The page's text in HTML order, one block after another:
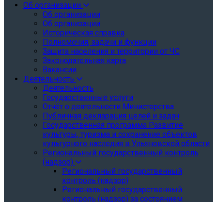
Об организации
Об организации
Об организации
Историческая справка
Полномочия, задачи и функции
Защита населения и территории от ЧС
Законодательная карта
Вакансии
Деятельность
Деятельность
Государственные услуги
Отчёт о деятельности Министерства
Публичная декларация целей и задач
Государственная программа Развитие
культуры, туризма и сохранение объектов
культурного наследия в Ульяновской области
Региональный государственный контроль
(надзор)
Региональный государственный
контроль (надзор)
Региональный государственный
контроль (надзор) за состоянием